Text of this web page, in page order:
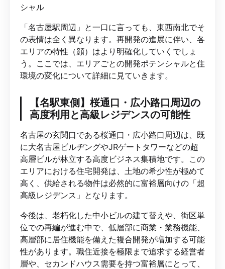
「名古屋駅周辺」と一口に言っても、東西南北でそ
の表情は全く異なります。再開発の進展に伴い、各
エリアの特性（顔）はより明確化していくでしょ
う。ここでは、エリアごとの開発ポテンシャルと住
環境の変化について詳細に見ていきます。
【名駅東側】桜通口・広小路口周辺の
高度利用と高級レジデンスの可能性
名古屋の玄関口である桜通口・広小路口周辺は、既
に大名古屋ビルヂングやJRゲートタワーなどの超
高層ビルが林立する高度ビジネス集積地です。この
エリアにおける住宅開発は、土地の希少性が極めて
高く、供給される物件は必然的に富裕層向けの「超
高級レジデンス」となります。
今後は、老朽化した中小ビルの建て替えや、街区単
位での再編が進む中で、低層部に商業・業務機能、
高層部に居住機能を備えた複合開発が増加する可能
性があります。職住近接を極限まで追求する経営者
層や、セカンドハウス需要を持つ富裕層にとって、